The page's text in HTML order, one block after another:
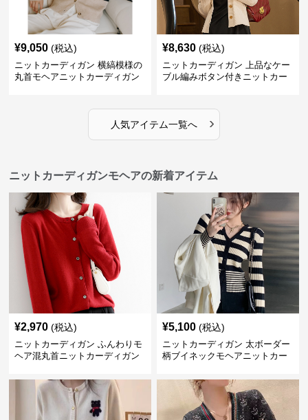
¥9,050 (税込)
ニットカーディガン 横縞模様の
丸首モヘアニットカーディガン
¥8,630 (税込)
ニットカーディガン 上品なケー
ブル編みボタン付きニットカー
人気アイテム一覧へ ›
ニットカーディガンモヘアの新着アイテム
¥2,970 (税込)
ニットカーディガン ふんわりモ
ヘア混丸首ニットカーディガン
¥5,100 (税込)
ニットカーディガン 太ボーダー
柄ブイネックモヘアニットカー